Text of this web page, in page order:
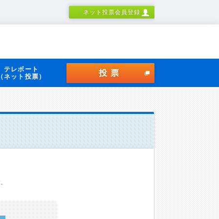
ネット投票会員登録
テレボート
（ネット投票）
投票